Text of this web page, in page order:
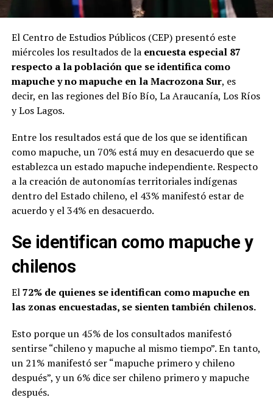
El Centro de Estudios Públicos (CEP) presentó este
miércoles los resultados de la encuesta especial 87
respecto a la población que se identifica como
mapuche y no mapuche en la Macrozona Sur, es
decir, en las regiones del Bío Bío, La Araucanía, Los Ríos
y Los Lagos.
Entre los resultados está que de los que se identifican
como mapuche, un 70% está muy en desacuerdo que se
establezca un estado mapuche independiente. Respecto
a la creación de autonomías territoriales indígenas
dentro del Estado chileno, el 43% manifestó estar de
acuerdo y el 34% en desacuerdo.
Se identifican como mapuche y
chilenos
El72% de quienes se identifican como mapuche en
las zonas encuestadas, se sienten también chilenos.
Esto porque un 45% de los consultados manifestó
sentirse “chileno y mapuche al mismo tiempo”. En tanto,
un 21% manifestó ser “mapuche primero y chileno
después”, y un 6% dice ser chileno primero y mapuche
después.